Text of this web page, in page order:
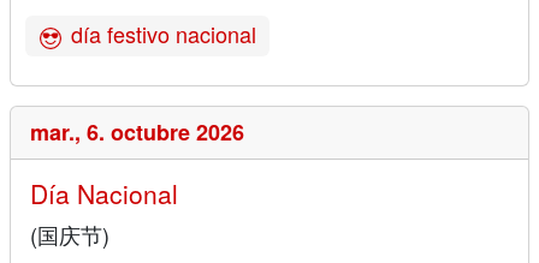
día festivo nacional
mar., 6. octubre 2026
Día Nacional
(国庆节)